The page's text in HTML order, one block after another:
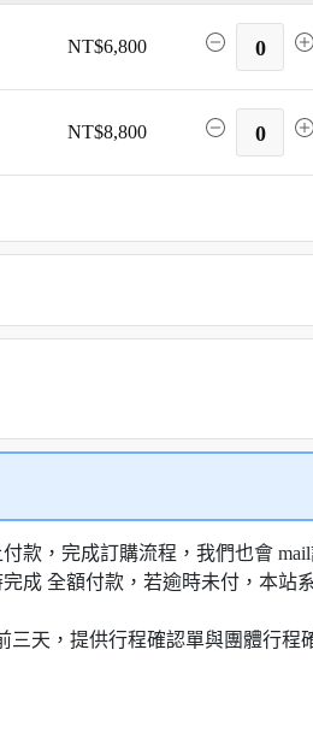
NT$6,800 0
NT$8,800 0
款，完成訂購流程，我們也會 mail
成 全額付款，若逾時未付，本站
天，提供行程確認單與團體行程